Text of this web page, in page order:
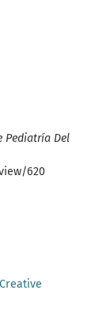
Pediatría Del
620
Creative